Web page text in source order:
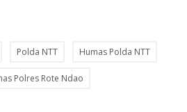
Polda NTT Humas Polda NTT
Polres Rote Ndao